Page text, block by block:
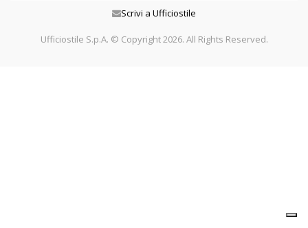
Scrivi a Ufficiostile
Ufficiostile S.p.A. © Copyright 2026. All Rights Reserved.